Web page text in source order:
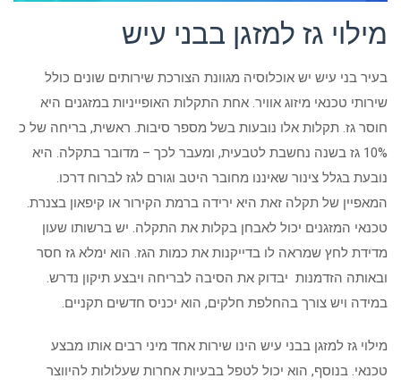
מילוי גז למזגן בבני עיש
בעיר בני עיש יש אוכלוסיה מגוונת הצורכת שירותים שונים כולל
שירותי טכנאי מיזוג אוויר. אחת התקלות האופייניות במזגנים היא
חוסר גז. תקלות אלו נובעות בשל מספר סיבות. ראשית, בריחה של כ
10% גז בשנה נחשבת לטבעית, ומעבר לכך – מדובר בתקלה. היא
נובעת בגלל צינור שאיננו מחובר היטב וגורם לגז לברוח דרכו.
המאפיין של תקלה זאת היא ירידה ברמת הקירור או קיפאון בצנרת.
טכנאי המזגנים יכול לאבחן בקלות את התקלה. יש ברשותו שעון
מדידת לחץ שמראה לו בדייקנות את כמות הגז. הוא ימלא גז חסר
ובאותה הזדמנות יבדוק את הסיבה לבריחה ויבצע תיקון נדרש.
במידה ויש צורך בהחלפת חלקים, הוא יכניס חדשים תקניים.
מילוי גז למזגן בבני עיש הינו שירות אחד מיני רבים אותו מבצע
טכנאי. בנוסף, הוא יכול לטפל בבעיות אחרות שעלולות להיווצר